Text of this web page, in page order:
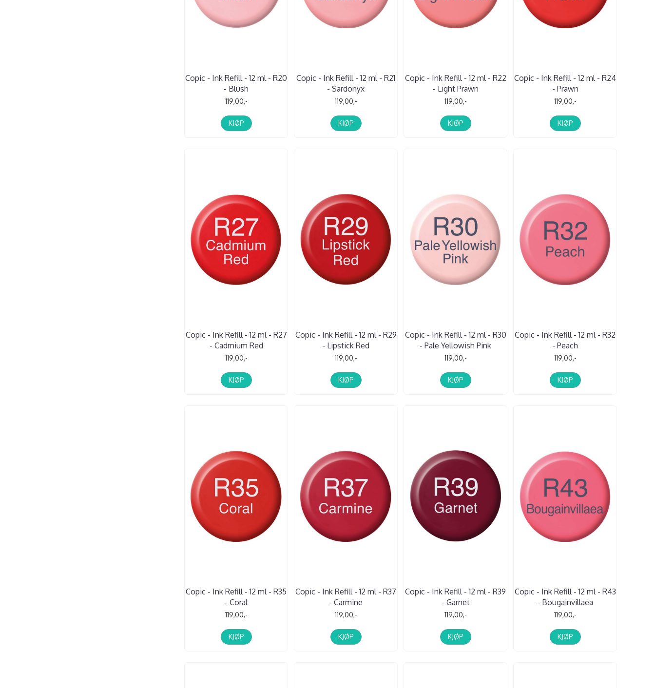
Copic - Ink Refill - 12 ml - R20
- Blush
119,00,-
KJØP
Copic - Ink Refill - 12 ml - R21
- Sardonyx
119,00,-
KJØP
Copic - Ink Refill - 12 ml - R22
- Light Prawn
119,00,-
KJØP
Copic - Ink Refill - 12 ml - R24
- Prawn
119,00,-
KJØP
Copic - Ink Refill - 12 ml - R27
- Cadmium Red
119,00,-
KJØP
Copic - Ink Refill - 12 ml - R29
- Lipstick Red
119,00,-
KJØP
Copic - Ink Refill - 12 ml - R30
- Pale Yellowish Pink
119,00,-
KJØP
Copic - Ink Refill - 12 ml - R32
- Peach
119,00,-
KJØP
Copic - Ink Refill - 12 ml - R35
- Coral
119,00,-
KJØP
Copic - Ink Refill - 12 ml - R37
- Carmine
119,00,-
KJØP
Copic - Ink Refill - 12 ml - R39
- Garnet
119,00,-
KJØP
Copic - Ink Refill - 12 ml - R43
- Bougainvillaea
119,00,-
KJØP